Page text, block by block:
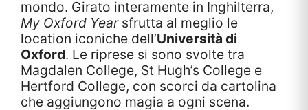
mondo. Girato interamente in Inghilterra,
My Oxford Yearsfrutta al meglio le
location iconiche dell’Università di
Oxford. Le riprese si sono svolte tra
Magdalen College, St Hugh’s College e
Hertford College, con scorci da cartolina
che aggiungono magia a ogni scena.